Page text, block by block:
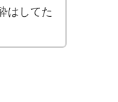
はしてた